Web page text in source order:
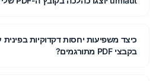
כיצד משפיעות יחסות דקדוקיות
בקבצי PDF מתורגמים?